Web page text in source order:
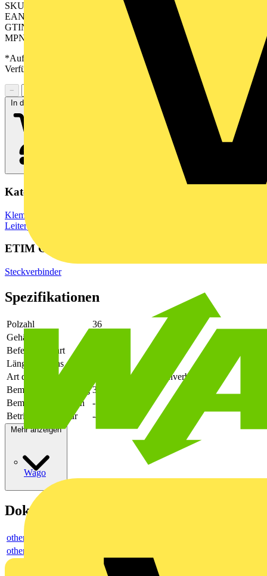
Wago
SKU: 2646890000
EAN: 04050118640083
GTIN: 04050118640083
MPN: CHDV 5.00/36/90G 3.5SN GN BX
*Auf Anfrage verfügbar - bitte in den Warenkorb legen, um
Verfügbarkeit zu prüfen
−
In den Warenkorb
Kategorien
Klemmen, Steckverbinder & Verbindungselemente
Leiterplattensteckverbinder
ETIM Group
Steckverbinder
Spezifikationen
Polzahl
36
Gehäusefarbe
Befestigungsart
Länge des Pins
Art der Verbindung
flexibler Leiterplattenverbinder
Bemessungsspannung 320
Bemessungsstrom In
-
Betriebstemperatur
-40 - 105
Mehr anzeigen
Dokumente
others
others